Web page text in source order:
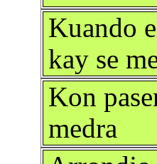
Kuando
kay se
Kon
medra